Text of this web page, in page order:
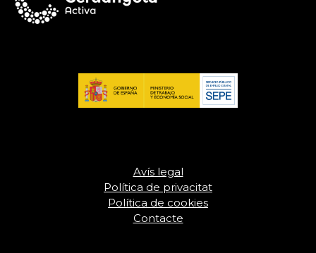
Avís legal
Política de privacitat
Política de cookies
Contacte